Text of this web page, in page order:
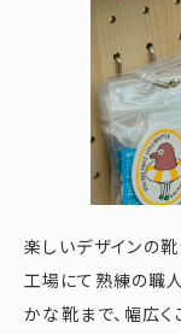
楽しいデザインの
工場にて熟練の職
かな靴まで、幅広